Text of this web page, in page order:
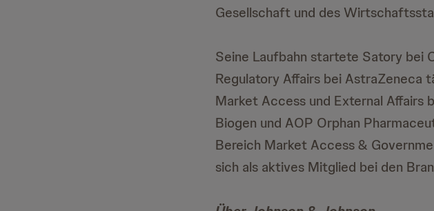
Gesellschaft und des
Seine Laufbahn startete Satory bei
Regulatory Affairs bei AstraZeneca
Market Access und External Affairs
Biogen und AOP Orphan
Bereich Market Access &
sich als aktives Mitglied bei den